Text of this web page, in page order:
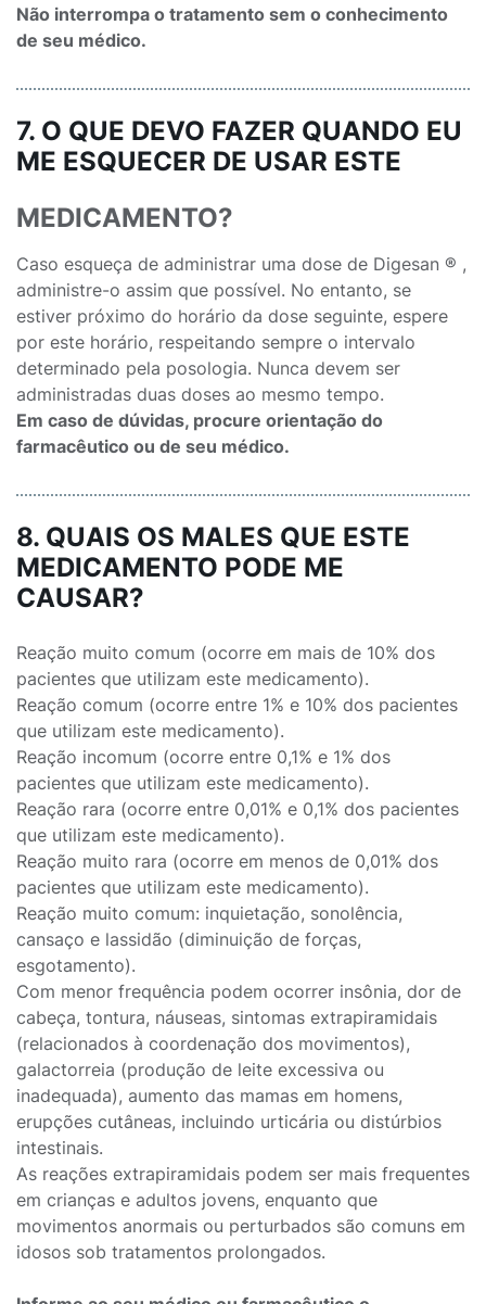
Não interrompa o tratamento sem o conhecimento
de seu médico.
7. O QUE DEVO FAZER QUANDO EU
ME ESQUECER DE USAR ESTE
MEDICAMENTO?
Caso esqueça de administrar uma dose de Digesan ® ,
administre-o assim que possível. No entanto, se
estiver próximo do horário da dose seguinte, espere
por este horário, respeitando sempre o intervalo
determinado pela posologia. Nunca devem ser
administradas duas doses ao mesmo tempo.
Em caso de dúvidas, procure orientação do
farmacêutico ou de seu médico.
8. QUAIS OS MALES QUE ESTE
MEDICAMENTO PODE ME
CAUSAR?
Reação muito comum (ocorre em mais de 10% dos
pacientes que utilizam este medicamento).
Reação comum (ocorre entre 1% e 10% dos pacientes
que utilizam este medicamento).
Reação incomum (ocorre entre 0,1% e 1% dos
pacientes que utilizam este medicamento).
Reação rara (ocorre entre 0,01% e 0,1% dos pacientes
que utilizam este medicamento).
Reação muito rara (ocorre em menos de 0,01% dos
pacientes que utilizam este medicamento).
Reação muito comum: inquietação, sonolência,
cansaço e lassidão (diminuição de forças,
esgotamento).
Com menor frequência podem ocorrer insônia, dor de
cabeça, tontura, náuseas, sintomas extrapiramidais
(relacionados à coordenação dos movimentos),
galactorreia (produção de leite excessiva ou
inadequada), aumento das mamas em homens,
erupções cutâneas, incluindo urticária ou distúrbios
intestinais.
As reações extrapiramidais podem ser mais frequentes
em crianças e adultos jovens, enquanto que
movimentos anormais ou perturbados são comuns em
idosos sob tratamentos prolongados.